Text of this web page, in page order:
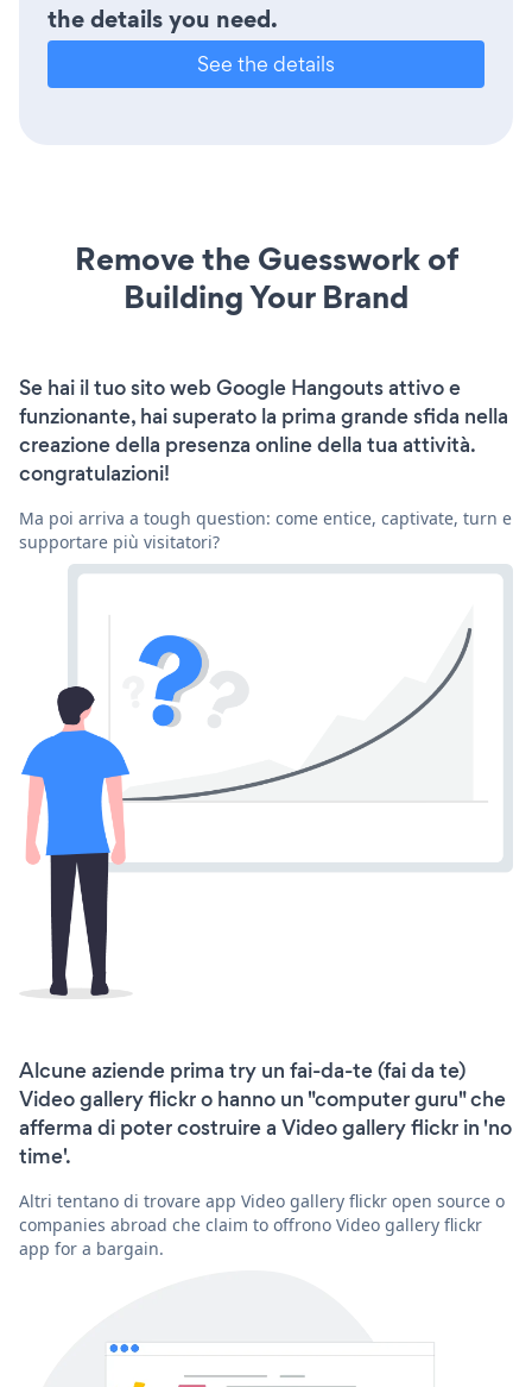
the details you need.
See the details
Remove the Guesswork of
Building Your Brand
Se hai il tuo sito web Google Hangouts attivo e
funzionante, hai superato la prima grande sfida nella
creazione della presenza online della tua attività.
congratulazioni!
Ma poi arriva a tough question: come entice, captivate, turn e
supportare più visitatori?
Alcune aziende prima try un fai-da-te (fai da te)
Video gallery flickr o hanno un "computer guru" che
afferma di poter costruire a Video gallery flickr in 'no
time'.
Altri tentano di trovare app Video gallery flickr open source o
companies abroad che claim to offrono Video gallery flickr
app for a bargain.